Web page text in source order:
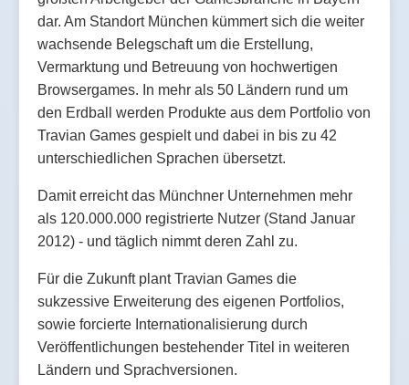
dar. Am Standort München kümmert sich die weiter
wachsende Belegschaft um die Erstellung,
Vermarktung und Betreuung von hochwertigen
Browsergames. In mehr als 50 Ländern rund um
den Erdball werden Produkte aus dem Portfolio von
Travian Games gespielt und dabei in bis zu 42
unterschiedlichen Sprachen übersetzt.
Damit erreicht das Münchner Unternehmen mehr
als 120.000.000 registrierte Nutzer (Stand Januar
2012) - und täglich nimmt deren Zahl zu.
Für die Zukunft plant Travian Games die
sukzessive Erweiterung des eigenen Portfolios,
sowie forcierte Internationalisierung durch
Veröffentlichungen bestehender Titel in weiteren
Ländern und Sprachversionen.